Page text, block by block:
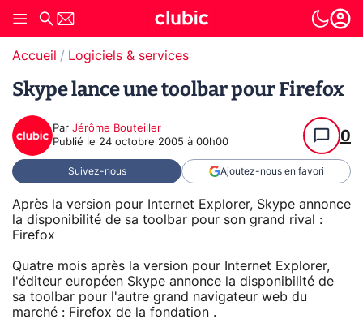
Accueil Logiciels & services
Skype lance une toolbar pour Firefox
Par Jérôme Bouteiller
Publié le 24 octobre 2005 à 00h00 0
Suivez-nous Ajoutez-nous en favori
Après la version pour Internet Explorer, Skype annonce
la disponibilité de sa toolbar pour son grand rival :
Firefox
Quatre mois après la version pour Internet Explorer,
l'éditeur européen Skype annonce la disponibilité de
sa toolbar pour l'autre grand navigateur web du
marché : Firefox de la fondation .